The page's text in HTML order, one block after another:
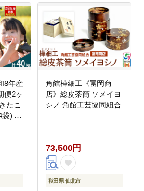
8年産
便2ヶ
たこ
) ×2
きた
米]
角館樺細工《冨岡商
店》総皮茶筒 ソメイヨ
シノ 角館工芸協同組合
73,500円
秋田県 仙北市